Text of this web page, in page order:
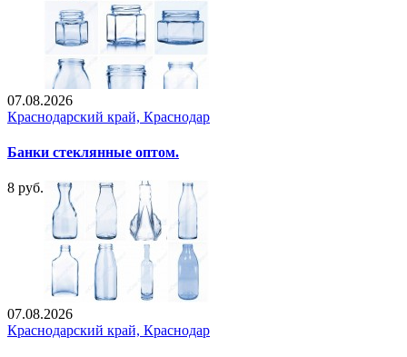
07.08.2026
Краснодарский край, Краснодар
Банки стеклянные оптом.
8 руб.
07.08.2026
Краснодарский край, Краснодар